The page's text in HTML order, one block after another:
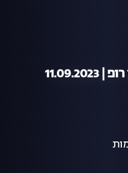
זה הדיבור עם דני רופ | 11.09.2023